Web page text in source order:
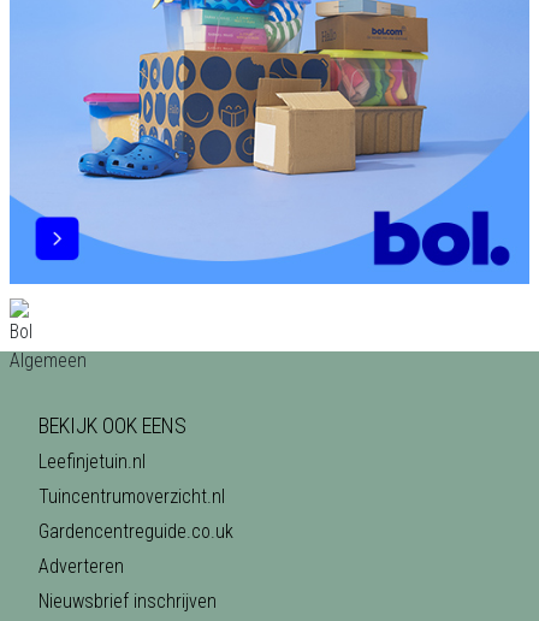
BEKIJK OOK EENS
Leefinjetuin.nl
Tuincentrumoverzicht.nl
Gardencentreguide.co.uk
Adverteren
Nieuwsbrief inschrijven